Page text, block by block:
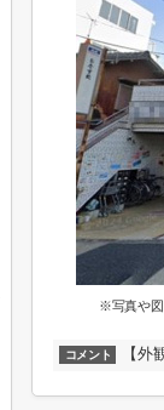
※写真や図
コメント 【外